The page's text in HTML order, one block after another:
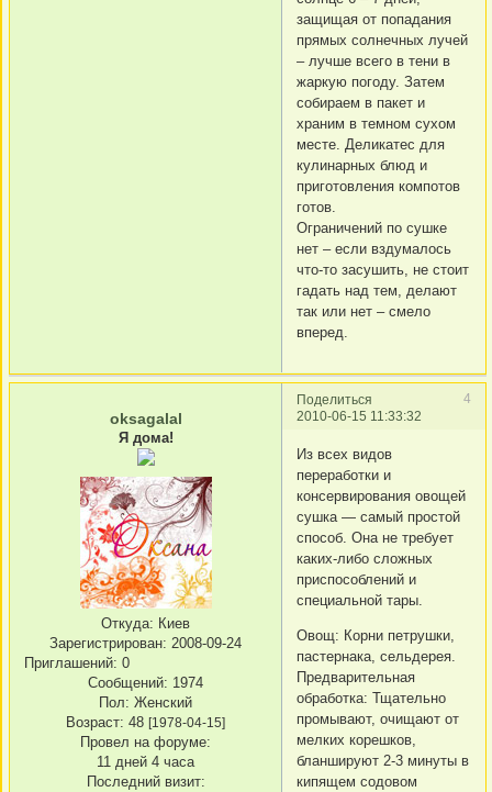
защищая от попадания
прямых солнечных лучей
– лучше всего в тени в
жаркую погоду. Затем
собираем в пакет и
храним в темном сухом
месте. Деликатес для
кулинарных блюд и
приготовления компотов
готов.
Ограничений по сушке
нет – если вздумалось
что-то засушить, не стоит
гадать над тем, делают
так или нет – смело
вперед.
Поделиться
4
2010-06-15 11:33:32
oksagalal
Я дома!
Откуда: Киев
Зарегистрирован: 2008-09-24
Приглашений: 0
Сообщений: 1974
Пол: Женский
Возраст: 48 [1978-04-15]
Провел на форуме:
11 дней 4 часа
Последний визит:
Из всех видов
переработки и
консервирования овощей
сушка — самый простой
способ. Она не требует
каких-либо сложных
приспособлений и
специальной тары.
Овощ: Корни петрушки,
пастернака, сельдерея.
Предварительная
обработка: Тщательно
промывают, очищают от
мелких корешков,
бланшируют 2-3 минуты в
кипящем содовом